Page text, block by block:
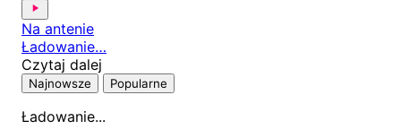
Na antenie
Ładowanie…
Czytaj dalej
Najnowsze Popularne
Ładowanie...